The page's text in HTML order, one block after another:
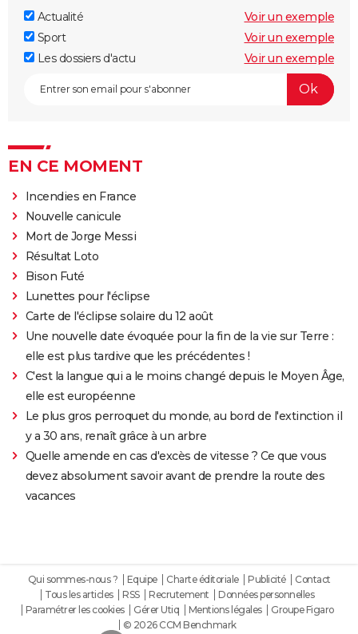
Actualité
Voir un exemple
Sport
Voir un exemple
Les dossiers d'actu
Voir un exemple
EN CE MOMENT
Incendies en France
Nouvelle canicule
Mort de Jorge Messi
Résultat Loto
Bison Futé
Lunettes pour l'éclipse
Carte de l'éclipse solaire du 12 août
Une nouvelle date évoquée pour la fin de la vie sur Terre :
elle est plus tardive que les précédentes !
C'est la langue qui a le moins changé depuis le Moyen Âge,
elle est européenne
Le plus gros perroquet du monde, au bord de l'extinction il
y a 30 ans, renaît grâce à un arbre
Quelle amende en cas d'excès de vitesse ? Ce que vous
devez absolument savoir avant de prendre la route des
vacances
Qui sommes-nous ? Equipe Charte éditoriale Publicité
Contact
Tous les articles
RSS Recrutement
Données personnelles
Paramétrer les cookies
Gérer Utiq Mentions légales
Groupe Figaro
© 2026 CCM Benchmark